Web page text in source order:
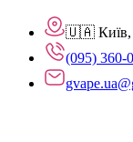
🇺🇦 Київ,
(095) 360-